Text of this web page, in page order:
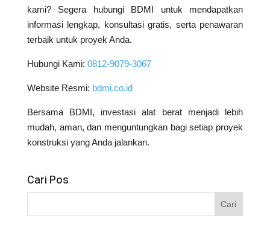
kami? Segera hubungi BDMI untuk mendapatkan
informasi lengkap, konsultasi gratis, serta penawaran
terbaik untuk proyek Anda.
Hubungi Kami: 0812-9079-3067
Website Resmi: bdmi.co.id
Bersama BDMI, investasi alat berat menjadi lebih
mudah, aman, dan menguntungkan bagi setiap proyek
konstruksi yang Anda jalankan.
Cari Pos